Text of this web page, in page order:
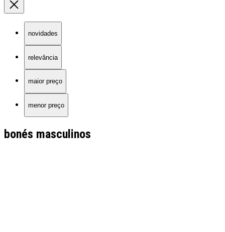
novidades
relevância
maior preço
menor preço
bonés masculinos